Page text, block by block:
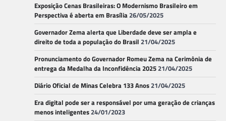
Exposição Cenas Brasileiras: O Modernismo Brasileiro em
Perspectiva é aberta em Brasília26/05/2025
Governador Zema alerta que Liberdade deve ser ampla e
direito de toda a população do Brasil 21/04/2025
Pronunciamento do Governador Romeu Zema na Cerimônia de
entrega da Medalha da Inconfidência 202521/04/2025
Diário Oficial de Minas Celebra 133 Anos21/04/2025
Era digital pode ser a responsável por uma geração de crianças
menos inteligentes24/01/2023